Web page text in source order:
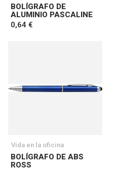
BOLÍGRAFO DE
ALUMINIO PASCALINE
0,64 €
Vida en la oficina
BOLÍGRAFO DE ABS
ROSS